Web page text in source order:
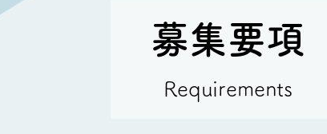
募集要項
Requirements